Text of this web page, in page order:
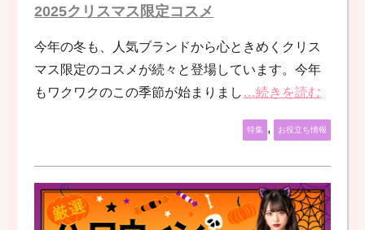
2025クリスマス限定コスメ
今年の冬も、人気ブランドから心ときめくクリス
マス限定のコスメが続々と登場しています。今年
もワクワクのこの季節が始まりまし …続きを読む
特集 , お役立ち情報